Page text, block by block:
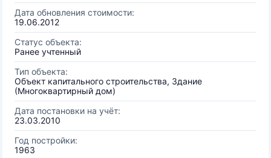
Дата обновления стоимости:
19.06.2012
Статус объекта:
Ранее учтенный
Тип объекта:
Объект капитального строительства, Здание
(Многоквартирный дом)
Дата постановки на учёт:
23.03.2010
Год постройки:
1963